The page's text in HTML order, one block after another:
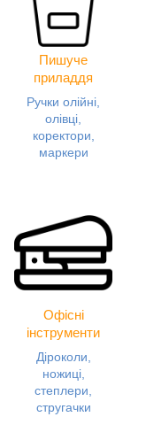
Пишуче
приладдя
Ручки олійні,
олівці,
коректори,
маркери
Офісні
інструменти
Діроколи,
ножиці,
степлери,
стругачки